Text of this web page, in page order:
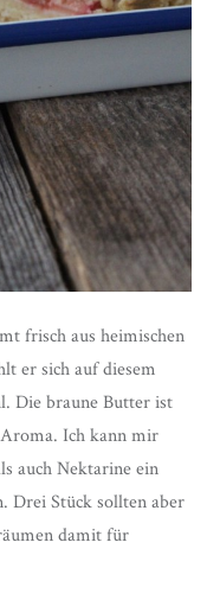
frisch aus heimischen
er sich auf diesem
Die braune Butter ist
Ich kann mir
auch Nektarine ein
Drei Stück sollten aber
damit für